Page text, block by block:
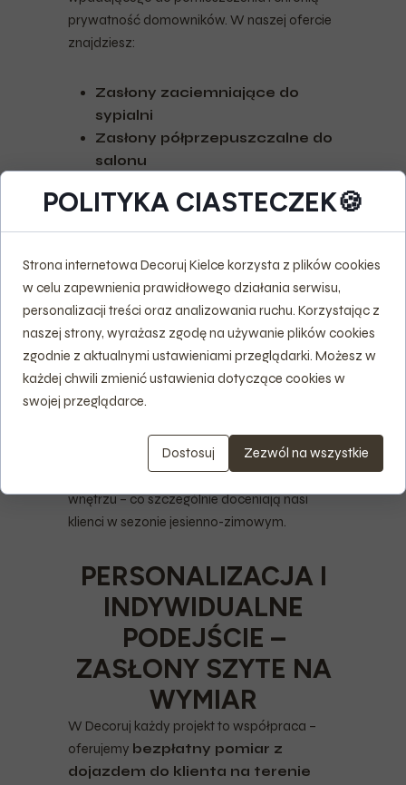
prywatność domowników. W naszej ofercie
znajdziesz:
Zasłony zaciemniające do
sypialni
Zasłony półprzepuszczalne do
salonu
dekoracyjne
Każde z tych rozwiązań szyjemy na wymiar,
do okna i potrzeb klienta.
LEPSZA AKUSTYKA I
IZOLACJA
Nie każdy wie, żezasłony mogą
wpływać na komfort akustyczny
termiczny w domu. Grubsze tkaniny świetnie
tłumią dźwięki z zewnątrz i pomagają
utrzymać odpowiednią temperaturę we
wnętrzu – co szczególnie doceniają nasi
klienci w sezonie jesienno-zimowym.
PERSONALIZACJA I
INDYWIDUALNE
PODEJŚCIE –
ZASŁONY SZYTE NA
WYMIAR
W Decoruj każdy projekt to współpraca –
oferujemy bezpłatny pomiar z
dojazdem do klienta na terenie
POLITYKA CIASTECZEK🍪
Strona internetowa Decoruj Kielce korzysta z plików cookies
w celu zapewnienia prawidłowego działania serwisu,
personalizacji treści oraz analizowania ruchu. Korzystając z
naszej strony, wyrażasz zgodę na używanie plików cookies
zgodnie z aktualnymi ustawieniami przeglądarki. Możesz w
każdej chwili zmienić ustawienia dotyczące cookies w
swojej przeglądarce.
Dostosuj Zezwól na wszystkie